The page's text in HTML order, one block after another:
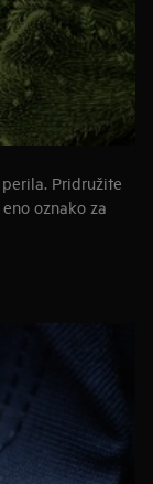
Pridružite
oznako za